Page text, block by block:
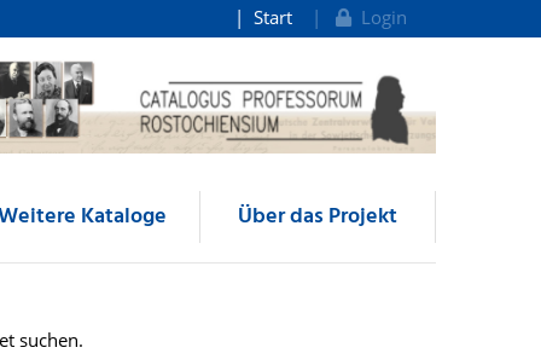
Start Login
Kataloge Über das Projekt
suchen.